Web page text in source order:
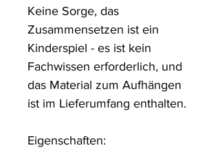
Keine Sorge, das
Zusammensetzen ist ein
Kinderspiel - es ist kein
Fachwissen erforderlich, und
das Material zum Aufhängen
ist im Lieferumfang enthalten.
Eigenschaften: